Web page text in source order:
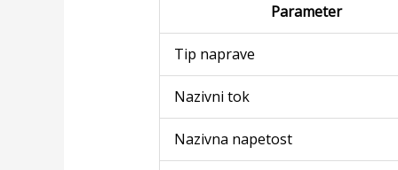
Parameter
Tip naprave
Nazivni tok
Nazivna napetost